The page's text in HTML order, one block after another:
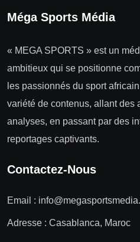
Méga Sports Média
« MEGA SPORTS » est un
ambitieux qui se positionne
les passionnés du sport
variété de contenus, allant des
analyses, en passant par des
reportages captivants.
Contactez-Nous
Email :
Adresse : Casablanca, Maroc